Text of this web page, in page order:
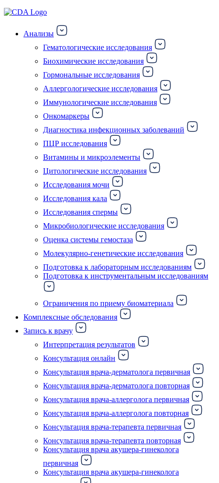
Анализы
Гематологические исследования
Биохимические исследования
Гормональные исследования
Аллергологические исследования
Иммунологические исследования
Онкомаркеры
Диагностика инфекционных заболеваний
ПЦР исследования
Витамины и микроэлементы
Цитологические исследования
Исследования мочи
Исследования кала
Исследования спермы
Микробиологические исследования
Оценка системы гемостаза
Молекулярно-генетические исследования
Подготовка к лабораторным исследованиям
Подготовка к инструментальным исследованиям
Ограничения по приему биоматериала
Комплексные обследования
Запись к врачу
Интерпретация результатов
Консультация онлайн
Консультация врача-дерматолога первичная
Консультация врача-дерматолога повторная
Консультация врача-аллерголога первичная
Консультация врача-аллерголога повторная
Консультация врача-терапевта первичная
Консультация врача-терапевта повторная
Консультация врача акушера-гинеколога
первичная
Консультация врача акушера-гинеколога